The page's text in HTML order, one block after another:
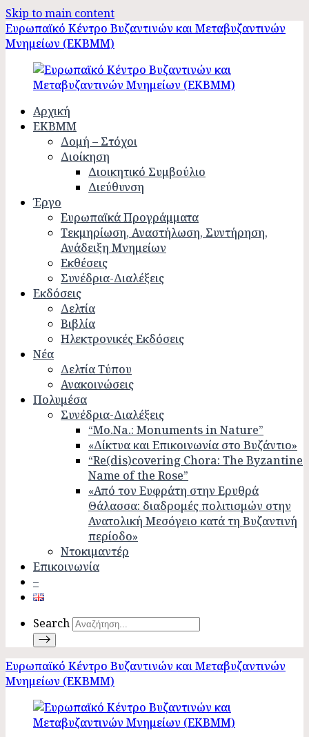
Skip to main content
Ευρωπαϊκό Κέντρο Βυζαντινών και Μεταβυζαντινών
Μνημείων (ΕΚΒΜΜ)
Αρχική
ΕΚΒΜΜ
Δομή – Στόχοι
Διοίκηση
Διοικητικό Συμβούλιο
Διεύθυνση
Έργο
Ευρωπαϊκά Προγράμματα
Τεκμηρίωση, Αναστήλωση, Συντήρηση,
Ανάδειξη Μνημείων
Εκθέσεις
Συνέδρια-Διαλέξεις
Εκδόσεις
Δελτία
Βιβλία
Ηλεκτρονικές Εκδόσεις
Νέα
Δελτία Τύπου
Ανακοινώσεις
Πολυμέσα
Συνέδρια-Διαλέξεις
“Mo.Na.: Monuments in Nature”
«Δίκτυα και Επικοινωνία στο Βυζάντιο»
“Re(dis)covering Chora: The Byzantine
Name of the Rose”
«Από τον Ευφράτη στην Ερυθρά
Θάλασσα: διαδρομές πολιτισμών στην
Ανατολική Μεσόγειο κατά τη Βυζαντινή
περίοδο»
Ντοκιμαντέρ
Επικοινωνία
–
Search
Ευρωπαϊκό Κέντρο Βυζαντινών και Μεταβυζαντινών
Μνημείων (ΕΚΒΜΜ)